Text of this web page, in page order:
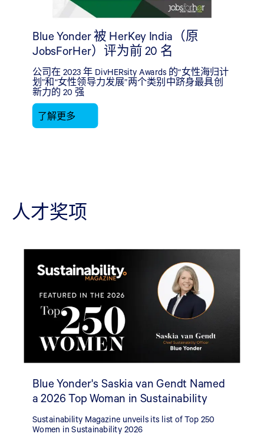
Blue Yonder 被 HerKey India（原
JobsForHer）评为前 20 名
公司在 2023 年 DivHERsity Awards 的“女性海归计
划”和“女性领导力发展”两个类别中跻身最具创
新力的 20 强
了解更多
人才奖项
Blue Yonder's Saskia van Gendt Named
a 2026 Top Woman in Sustainability
Sustainability Magazine unveils its list of Top 250
Women in Sustainability 2026